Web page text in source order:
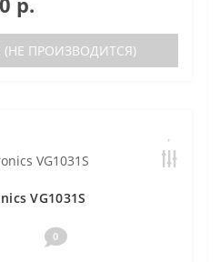
ПРОИЗВОДИТСЯ)
VG1031S
0